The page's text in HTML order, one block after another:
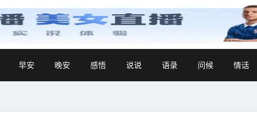
早安 晚安 感悟 说说 语录 问候 情话